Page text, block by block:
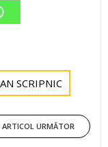
SCRIPNIC
ARTICOL URMĂTOR